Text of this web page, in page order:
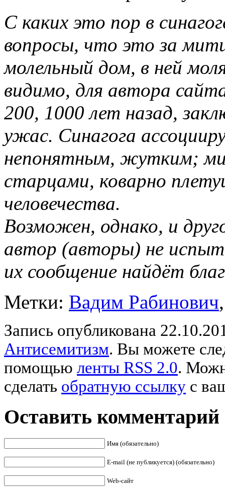
С каких это пор в
вопросы, что это за
молельный дом, в ней
видимо, для автора
200, 1000 лет назад,
ужас. Синагога
непонятным, жутким;
старцами, коварно
человечества.
Возможен, однако, и
автор (авторы) не
их сообщение найдёт
Метки: Вадим Рабинович
Запись опубликована
Антисемитизм. Вы можете
помощью ленты RSS 2.0.
сделать обратную ссылку с
Оставить комментарий
Имя (обязательно)
E-mail (не публикуется) (обязательно)
Web-сайт